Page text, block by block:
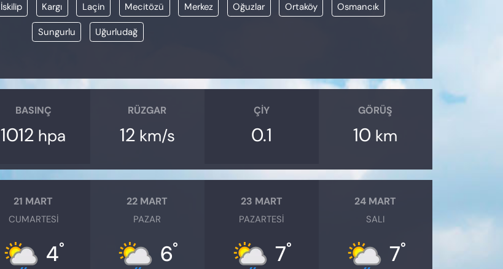
İskilip Kargı Laçin Mecitözü Merkez Oğuzlar Ortaköy Osmancık
Sungurlu Uğurludağ
BASINÇ
1012 hpa
RÜZGAR
12 km/s
ÇIY
0.1
GÖRÜŞ
10 km
21 MART
CUMARTESI
4°
22 MART
PAZAR
6°
23 MART
PAZARTESI
7°
24 MART
SALI
7°